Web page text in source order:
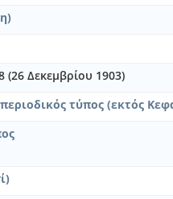
(26 Δεκεμβρίου 1903)
τύπος (εκτός